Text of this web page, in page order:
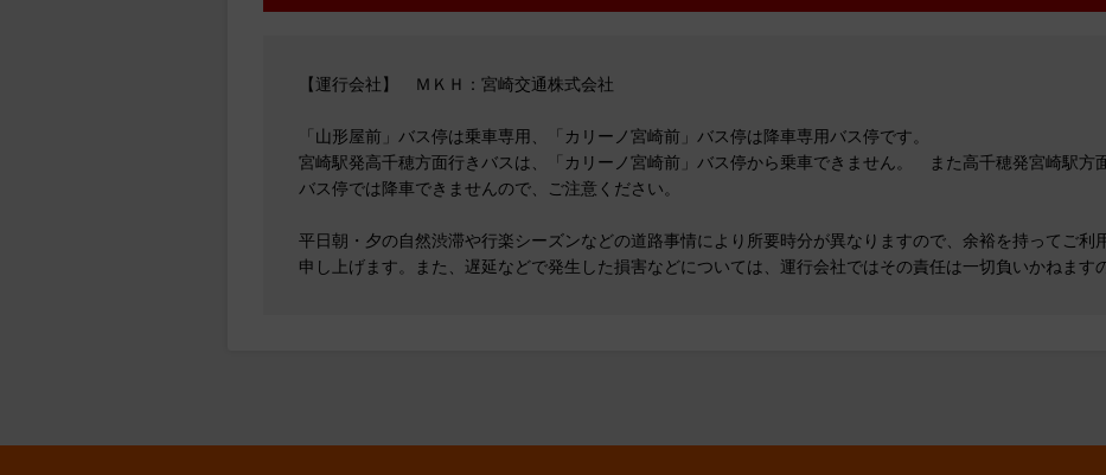
【運行会社】 ＭＫＨ：宮崎交通株式会社
「山形屋前」バス停は乗車専用、「カリーノ宮崎前」バス停は降車専用バス停です。
宮崎駅発高千穂方面行きバスは、「カリーノ宮崎前」バス停から乗車できません。 また高千穂発宮崎駅方
バス停では降車できませんので、ご注意ください。
平日朝・夕の自然渋滞や行楽シーズンなどの道路事情により所要時分が異なりますので、余裕を持ってご利
申し上げます。また、遅延などで発生した損害などについては、運行会社ではその責任は一切負いかねます